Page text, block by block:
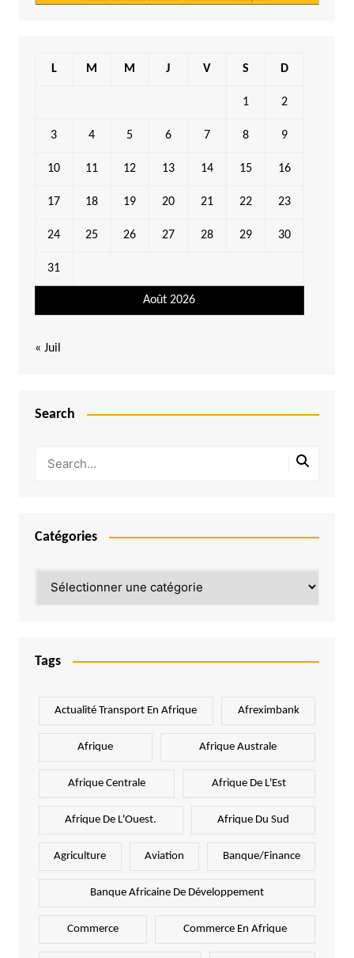
Août 2026
L M M J V S D
1 2
3 4 5 6 7 8 9
10 11 12 13 14 15 16
17 18 19 20 21 22 23
24 25 26 27 28 29 30
31
« Juil
Search
Catégories
Tags
Actualité Transport En Afrique Afreximbank
Afrique Afrique Australe
Afrique Centrale Afrique De L'Est
Afrique De L'Ouest. Afrique Du Sud
Agriculture Aviation Banque/Finance
Banque Africaine De Développement
Commerce Commerce En Afrique